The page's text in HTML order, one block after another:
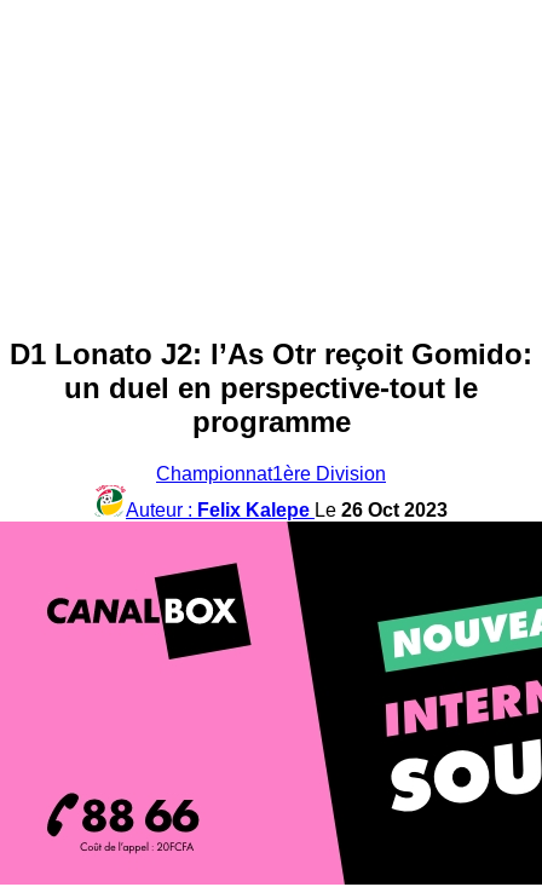
D1 Lonato J2: l’As Otr reçoit Gomido:
un duel en perspective-tout le
programme
Championnat1ère Division
Auteur : Felix Kalepe Le 26 Oct 2023